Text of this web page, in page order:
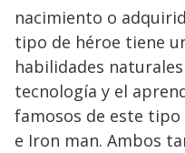
nacimiento o
tipo de héroe tiene
habilidades
tecnología y el
famosos de este
e Iron man. Ambos